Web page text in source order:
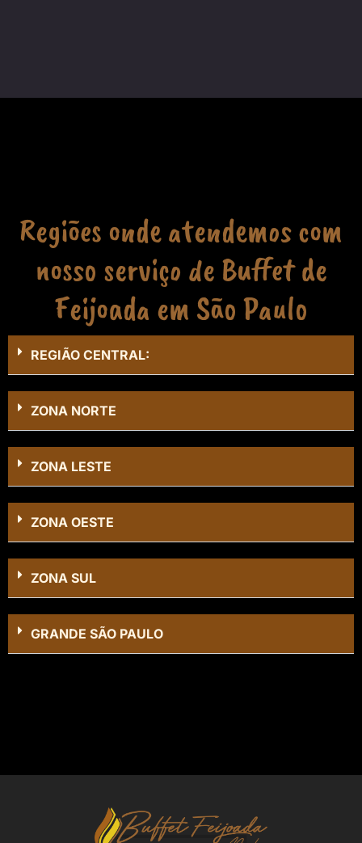
Regiões onde atendemos com
nosso serviço de Buffet de
Feijoada em São Paulo
REGIÃO CENTRAL:
ZONA NORTE
ZONA LESTE
ZONA OESTE
ZONA SUL
GRANDE SÃO PAULO